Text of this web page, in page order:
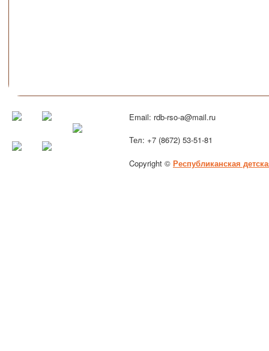
Email: rdb-rso-a@mail.ru
Тел: +7 (8672) 53-51-81
Copyright © Республиканская